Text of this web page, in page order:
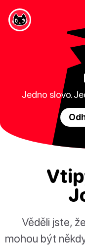
Jedno slovo.
Věděli jste,
mohou být